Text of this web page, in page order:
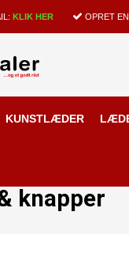
KLIK HER OPRET
KUNSTLÆDER
knapper